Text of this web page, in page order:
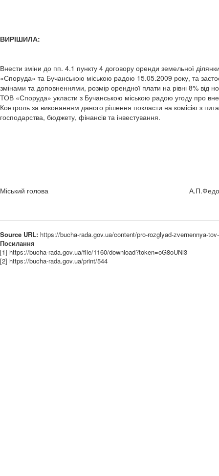
ВИРІШИЛА:
Внести зміни до пп. 4.1 пункту 4 договору оренди земельної
«Споруда» та Бучанською міською радою 15.05.2009 року, та
змінами та доповненнями, розмір орендної плати на рівні 8% від
ТОВ «Споруда» укласти з Бучанською міською радою угоду про
Контроль за виконанням даного рішення покласти на комісію з
господарства, бюджету, фінансів та інвестування.
Міський голова
Source URL: https://bucha-rada.gov.ua/content/pro-rozglyad-zvernennya-
Посилання
[1] https://bucha-rada.gov.ua/file/1160/download?token=oG8oUNl3
[2] https://bucha-rada.gov.ua/print/544